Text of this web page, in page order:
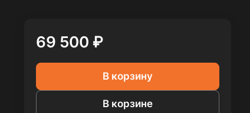
69 500 ₽
В корзину
В корзине